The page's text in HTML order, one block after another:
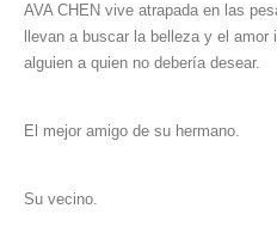
AVA CHEN vive atrapada en las
llevan a buscar la belleza y el
alguien a quien no debería desear.
El mejor amigo de su hermano.
Su vecino.